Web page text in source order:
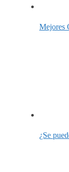
Mejores
¿Se